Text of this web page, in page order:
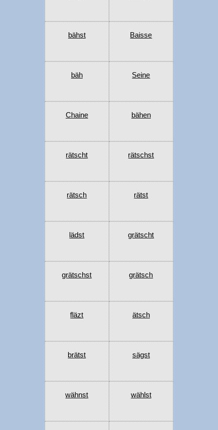
bähst Baisse
bäh Seine
Chaine bähen
rätscht rätschst
rätsch rätst
lädst grätscht
grätschst grätsch
fläzt ätsch
brätst sägst
wähnst wählst